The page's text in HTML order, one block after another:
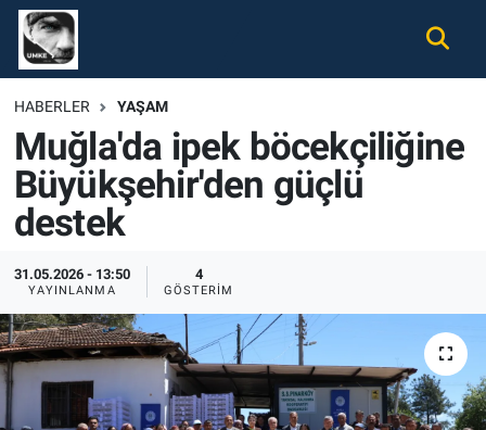
HABERLER YAŞAM
Muğla'da ipek böcekçiliğine
Büyükşehir'den güçlü
destek
31.05.2026 - 13:50
YAYINLANMA
4
GÖSTERIM
Gündem
Ekonomi
Spor
Tüm Haberler
İletişim
Künye
Nöbetçi Eczaneler
Hava Durumu
Namaz Vakitleri
Süper Lig Puan Durumu ve Fikstür
Tüm Manşetler
Son Dakika Haberleri